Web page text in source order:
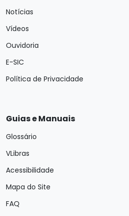
Notícias
Vídeos
Ouvidoria
E-SIC
Política de Privacidade
Guias e Manuais
Glossário
VLibras
Acessibilidade
Mapa do Site
FAQ